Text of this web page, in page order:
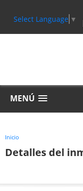
Select Language ▼
MENÚ
Inicio
Detalles del